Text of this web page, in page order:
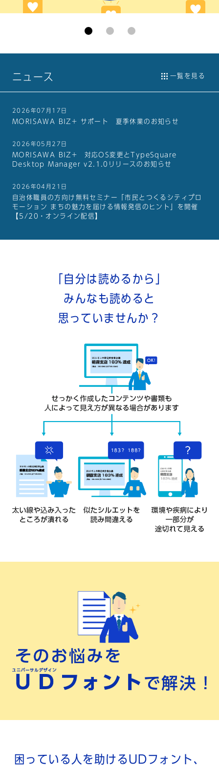
ニュース 一覧を見る
2026年07月17日
MORISAWA BIZ+ サポート 夏季休業のお知らせ
2026年05月27日
MORISAWA BIZ+ 対応OS変更とTypeSquare
Desktop Manager v2.1.0リリースのお知らせ
2026年04月21日
自治体職員の方向け無料セミナー「市民とつくるシティプロ
モーション まちの魅力を届ける情報発信のヒント」を開催
【5/20・オンライン配信】
「自分は読めるから」
みんなも読めると
思っていませんか？
困っている人を助けるUDフォント、